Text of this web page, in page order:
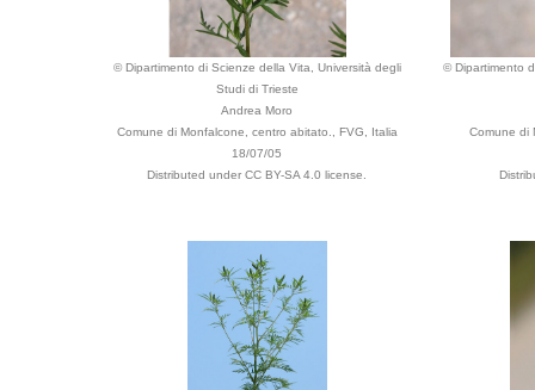
© Dipartimento di Scienze della Vita, Università degli
Studi di Trieste
Andrea Moro
Comune di Monfalcone, centro abitato., FVG, Italia
18/07/05
Distributed under CC BY-SA 4.0 license.
© Dipartimento
Comune di